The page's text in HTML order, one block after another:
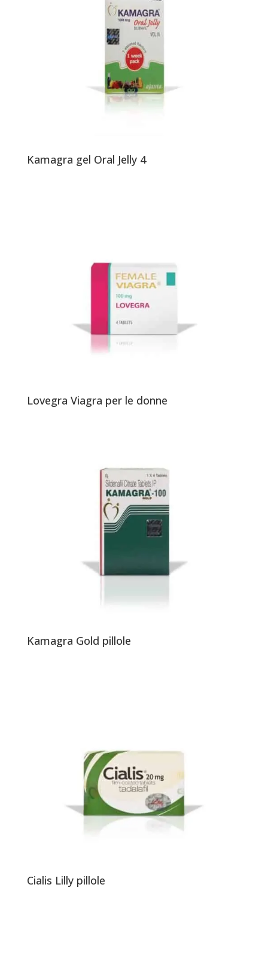
Kamagra gel Oral Jelly 4
Lovegra Viagra per le donne
Kamagra Gold pillole
Cialis Lilly pillole